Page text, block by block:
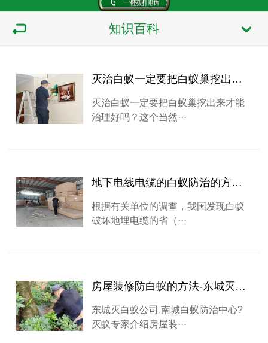
知识百科
灭治白蚁一定要把白蚁巢挖出来才能治理好吗-南城灭白蚁公司
灭治白蚁一定要把白蚁巢挖出来才能
治理好吗？这个当然···
地下电线电缆的白蚁防治的方法-东莞白蚁防治灭除公司
根据有关单位的调查，我国发现白蚁
破坏地埋电缆的省（···
房屋装修防白蚁的方法-东城灭白蚁公司,南城白蚁防治中心
东城灭白蚁公司,南城白蚁防治中心?
灭蚁专家介绍房屋装···